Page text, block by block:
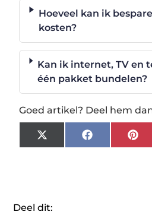
Hoeveel kan ik
kosten?
Kan ik internet, TV en
één pakket bundelen?
Goed artikel? Deel hem
X
(Twitter)
Facebook
Deel dit: